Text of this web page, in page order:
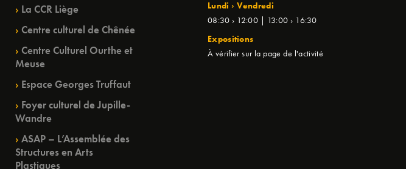
La CCR Liège
Centre culturel de Chênée
Centre Culturel Ourthe et
Meuse
Espace Georges Truffaut
Foyer culturel de Jupille-
Wandre
ASAP – L’Assemblée des
Structures en Arts
Plastiques
Lundi › Vendredi
08:30 › 12:00 | 13:00 › 16:30
Expositions
À vérifier sur la page de l'activité